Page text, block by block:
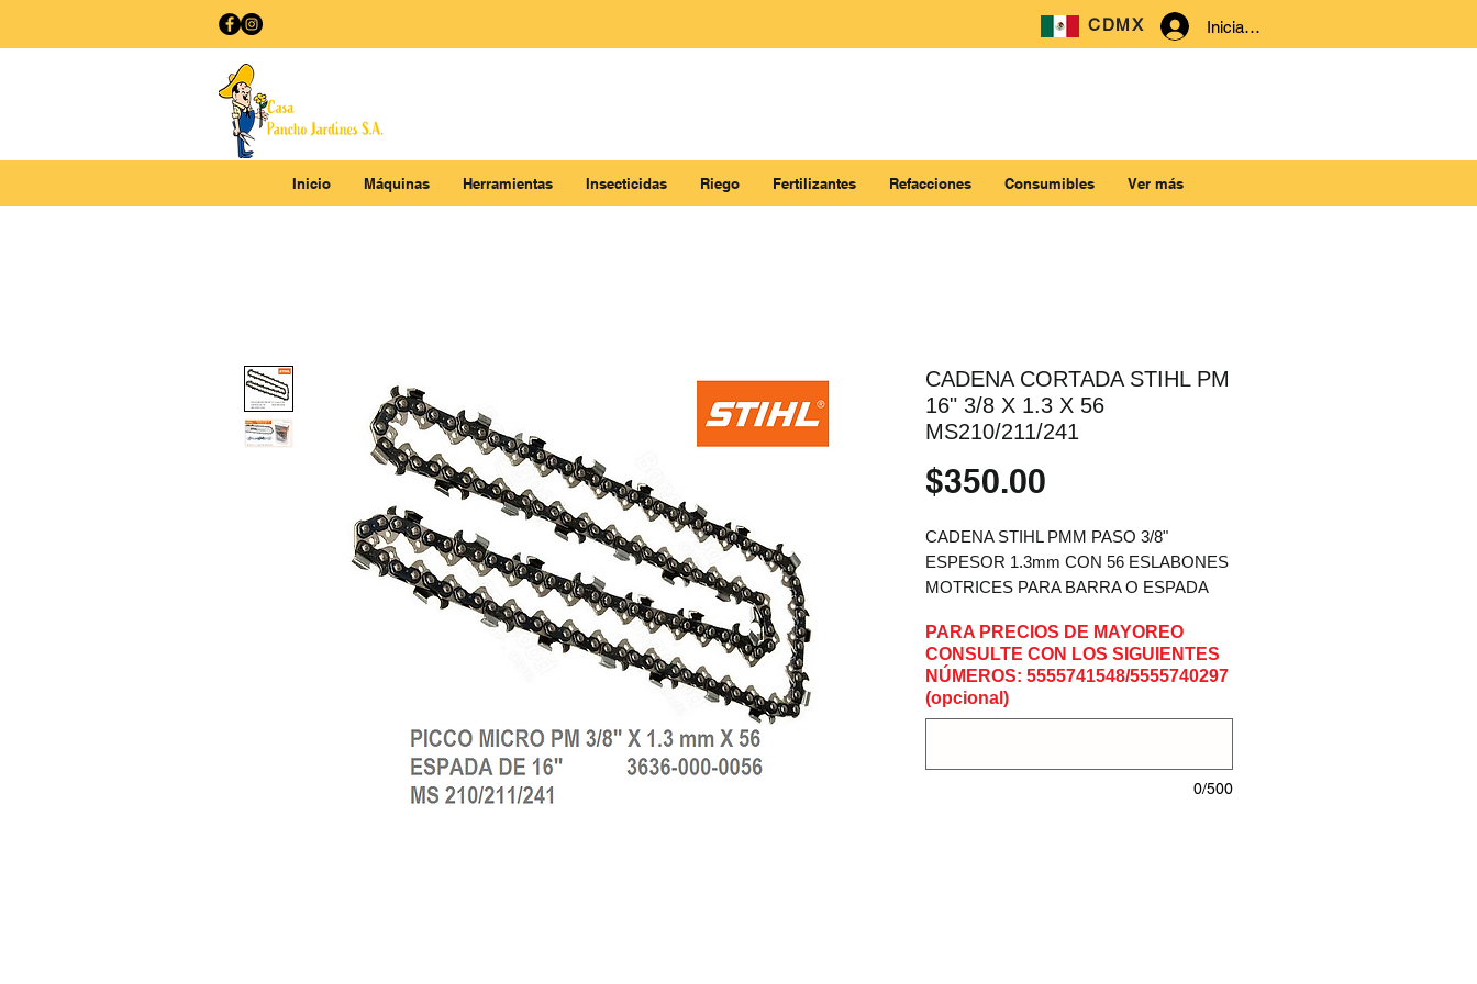
CDMX Iniciar sesión
Inicio Máquinas Herramientas Insecticidas Riego Fertilizantes Refacciones Consumibles Ver más
CADENA CORTADA STIHL PM
16" 3/8 X 1.3 X 56
MS210/211/241
$350.00
CADENA STIHL PMM PASO 3/8"
ESPESOR 1.3mm CON 56 ESLABONES
MOTRICES PARA BARRA O ESPADA
PARA PRECIOS DE MAYOREO
CONSULTE CON LOS SIGUIENTES
NÚMEROS: 5555741548/5555740297
(opcional)
0/500